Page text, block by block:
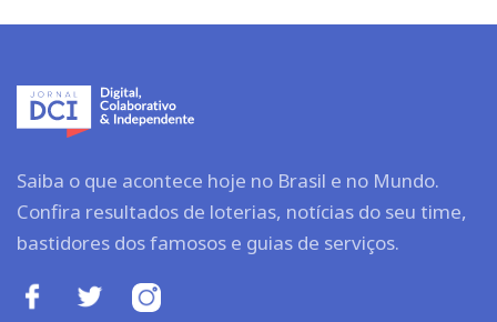
Saiba o que acontece hoje no Brasil e no Mundo.
Confira resultados de loterias, notícias do seu time,
bastidores dos famosos e guias de serviços.